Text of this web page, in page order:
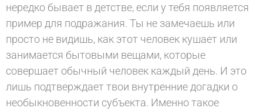
нередко бывает в детстве, если у тебя появляется
пример для подражания. Ты не замечаешь или
просто не видишь, как этот человек кушает или
занимается бытовыми вещами, которые
совершает обычный человек каждый день. И это
лишь подтверждает твои внутренние догадки о
необыкновенности субъекта. Именно такое